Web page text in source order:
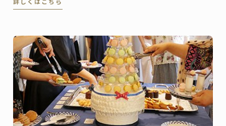
ズのパンをプレゼンテーションします。6月に神戸校で